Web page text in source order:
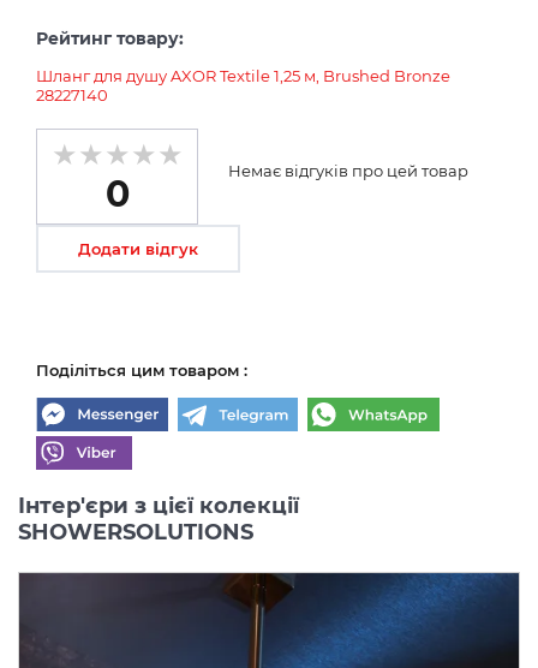
Рейтинг товару:
Шланг для душу AXOR Textile 1,25 м, Brushed Bronze
28227140
0
Немає відгуків про цей товар
Додати відгук
Поділіться цим товаром :
Інтер'єри з цієї колекції
SHOWERSOLUTIONS